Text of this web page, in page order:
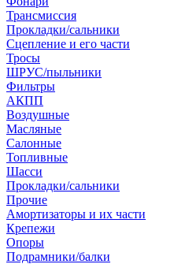
Трансмиссия
Прокладки/сальники
Сцепление и его части
Тросы
ШРУС/пыльники
Фильтры
АКПП
Воздушные
Масляные
Салонные
Топливные
Шасси
Прокладки/сальники
Прочие
Амортизаторы и их части
Крепежи
Опоры
Подрамники/балки